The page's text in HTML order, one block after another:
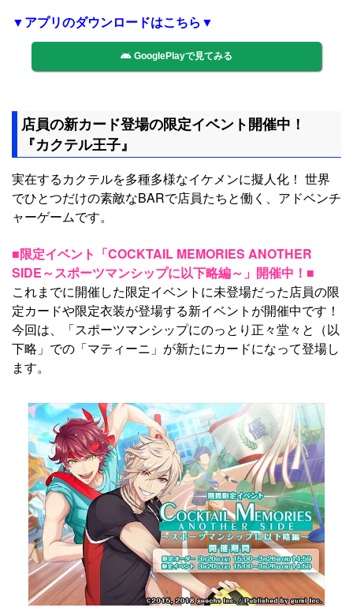
▼アプリのダウンロードはこちら▼
GooglePlayで見てみる
店員の新カード登場の限定イベント開催中！
『カクテル王子』
実在するカクテルを多種多様なイケメンに擬人化！ 世界
でひとつだけの素敵なBARで店員たちと働く、アドベンチ
ャーゲームです。
■限定イベント「COCKTAIL MEMORIES ANOTHER
SIDE～スポーツマンシップに以下略編～」開催中！■
これまでに開催した限定イベントに未登場だった店員の限
定カードや限定衣装が登場する新イベントが開催中です！
今回は、「スポーツマンシップにのっとり正々堂々と（以
下略」での「マティーニ」が新たにカードになって登場し
ます。